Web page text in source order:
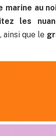
marine au
les
que le